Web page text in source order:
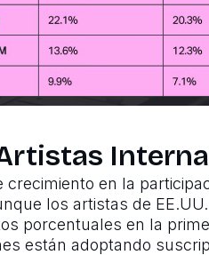
en la
los artistas de
porcentuales en la
están adoptando